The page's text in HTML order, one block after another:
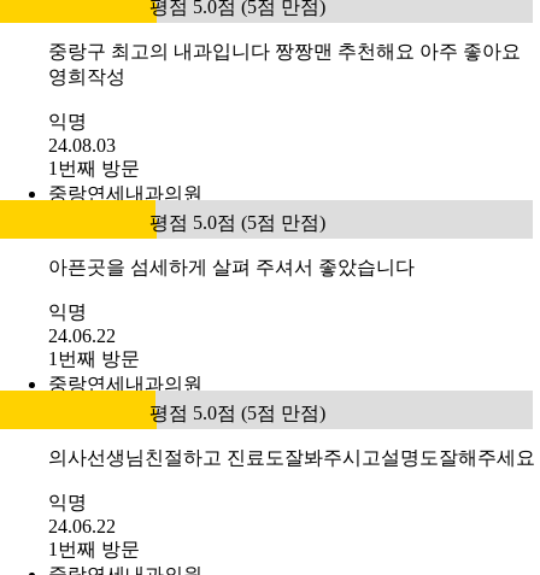
평점 5.0점 (5점 만점)
중랑구 최고의 내과입니다 짱짱맨 추천해요 아주 좋아요
영희작성
익명
24.08.03
1번째 방문
중랑연세내과의원
평점 5.0점 (5점 만점)
아픈곳을 섬세하게 살펴 주셔서 좋았습니다
익명
24.06.22
1번째 방문
중랑연세내과의원
평점 5.0점 (5점 만점)
의사선생님친절하고 진료도잘봐주시고설명도잘해주세요
익명
24.06.22
1번째 방문